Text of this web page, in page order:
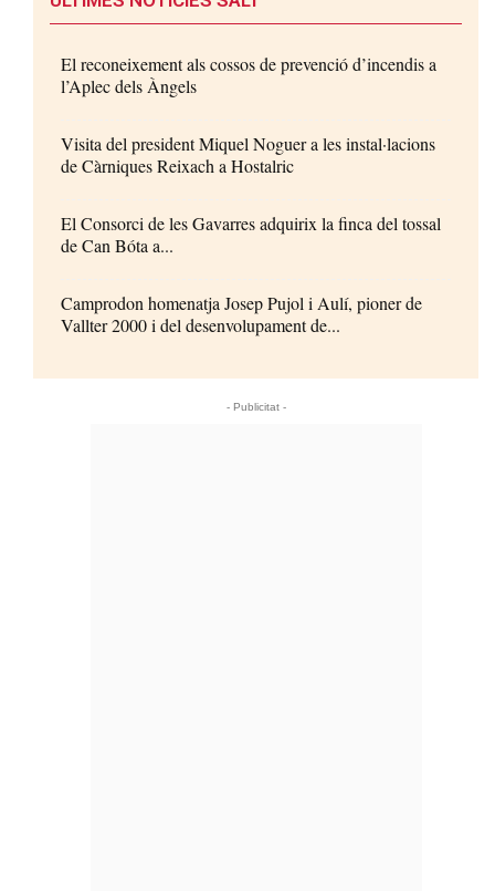
El reconeixement als cossos de prevenció d’incendis a
l’Aplec dels Àngels
Visita del president Miquel Noguer a les instal·lacions
de Càrniques Reixach a Hostalric
El Consorci de les Gavarres adquirix la finca del tossal
de Can Bóta a...
Camprodon homenatja Josep Pujol i Aulí, pioner de
Vallter 2000 i del desenvolupament de...
- Publicitat -